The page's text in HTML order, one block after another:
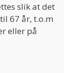
slik at det
67 år, t.o.m
eller på